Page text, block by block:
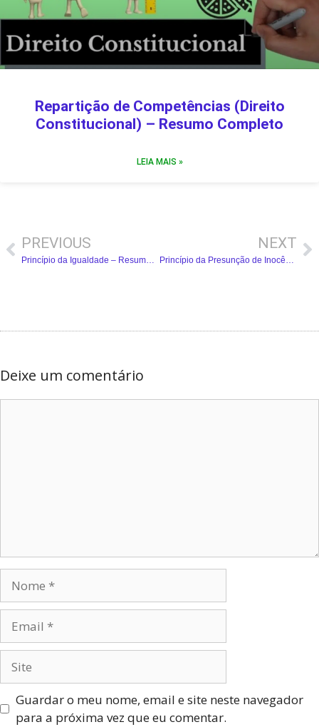
Repartição de Competências (Direito
Constitucional) – Resumo Completo
LEIA MAIS »
PREVIOUS
Princípio da Igualdade – Resumo Completo
NEXT
Princípio da Presunção de Inocência (art. 5°, LVII, CF) – Resumo Completo
Deixe um comentário
Guardar o meu nome, email e site neste navegador
para a próxima vez que eu comentar.